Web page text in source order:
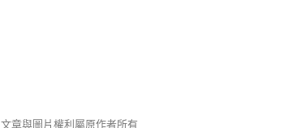
文章與圖片權利屬原作者所有